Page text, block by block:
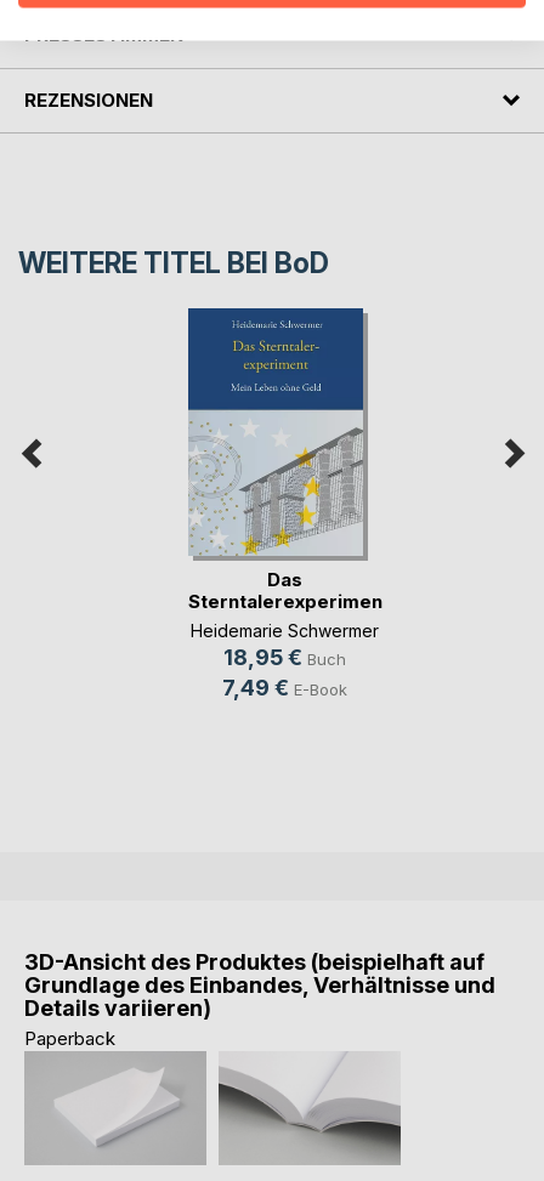
PRESSESTIMMEN
REZENSIONEN
WEITERE TITEL BEI BoD
Das
Sterntalerexperiment
Heidemarie Schwermer
18,95 € Buch
7,49 € E-Book
3D-Ansicht des Produktes (beispielhaft auf
Grundlage des Einbandes, Verhältnisse und
Details variieren)
Paperback